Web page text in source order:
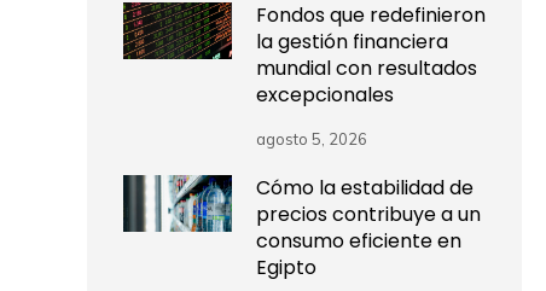
Fondos que redefinieron
la gestión financiera
mundial con resultados
excepcionales
agosto 5, 2026
Cómo la estabilidad de
precios contribuye a un
consumo eficiente en
Egipto